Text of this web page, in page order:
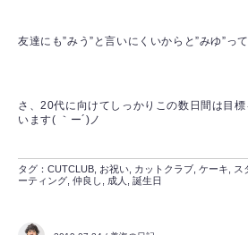
友達にも”みう”と言いにくいからと”みゆ”っ
さ、20代に向けてしっかりこの数日間は目
います( ｀ー´)ノ
タグ： CUTCLUB お祝い カットクラブ ケーキ ス
ーティング 仲良し 成人 誕生日